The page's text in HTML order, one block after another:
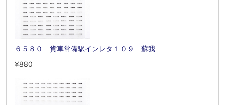
６５８０ 貨車常備駅インレタ１０９ 蘇我
¥880